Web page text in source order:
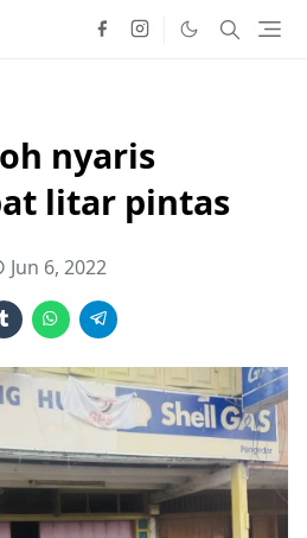
nyaris
litar pintas
Jun 6, 2022